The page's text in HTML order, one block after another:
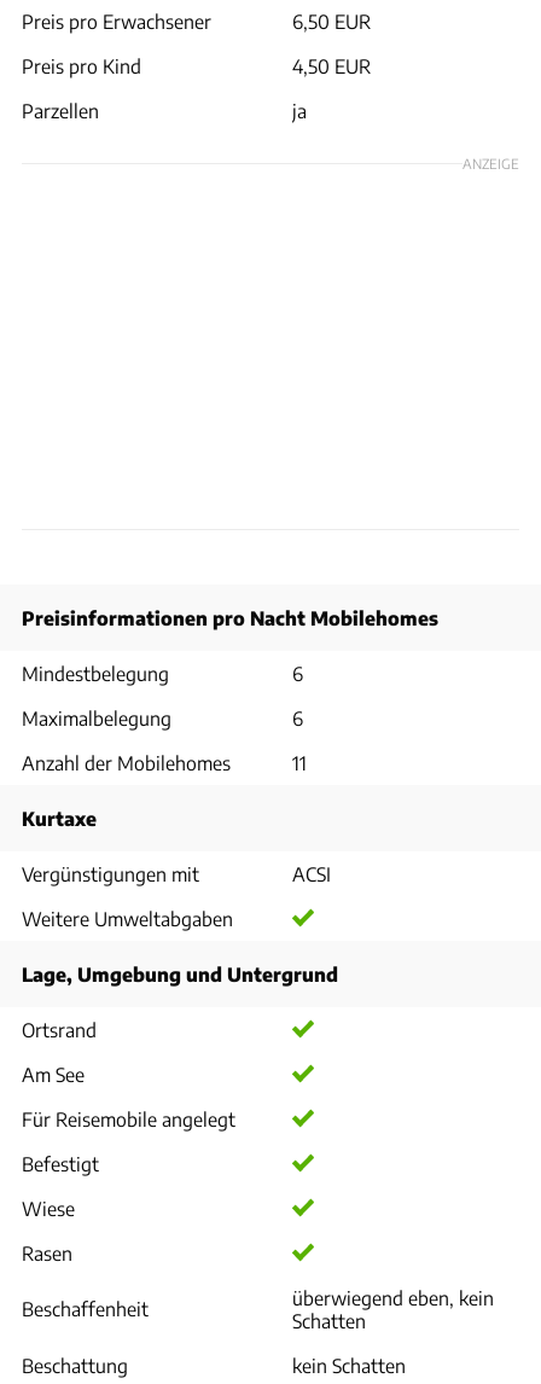
Preis pro Erwachsener
6,50 EUR
Preis pro Kind
4,50 EUR
Parzellen
ja
ANZEIGE
Preisinformationen pro Nacht Mobilehomes
Mindestbelegung
6
Maximalbelegung
6
Anzahl der Mobilehomes
11
Kurtaxe
Vergünstigungen mit
ACSI
Weitere Umweltabgaben
Lage, Umgebung und Untergrund
Ortsrand
Am See
Für Reisemobile angelegt
Befestigt
Wiese
Rasen
Beschaffenheit
überwiegend eben, kein
Schatten
Beschattung
kein Schatten